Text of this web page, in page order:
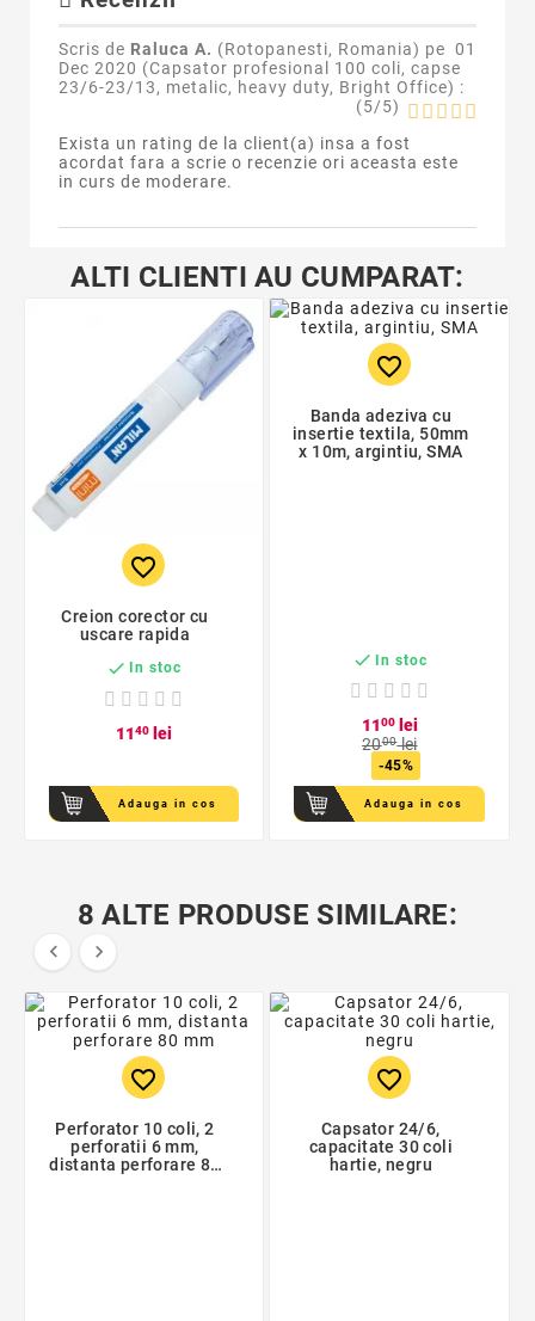
Scris de Raluca A. (Rotopanesti, Romania) pe 01
Dec 2020 (Capsator profesional 100 coli, capse
23/6-23/13, metalic, heavy duty, Bright Office) :
(5/5)
Exista un rating de la client(a) insa a fost
acordat fara a scrie o recenzie ori aceasta este
in curs de moderare.
ALTI CLIENTI AU CUMPARAT:
favorite_border
Creion corector cu
uscare rapida
 In stoc
1140lei
Adauga in cos
favorite_border
Banda adeziva cu
insertie textila, 50mm
x 10m, argintiu, SMA
 In stoc
1100lei
2000lei
-45%
Adauga in cos
8 ALTE PRODUSE SIMILARE:
 
favorite_border
Perforator 10 coli, 2
perforatii 6 mm,
distanta perforare 80
favorite_border
Capsator 24/6,
capacitate 30 coli
hartie, negru